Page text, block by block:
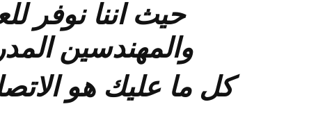
حيث اننا نوفر
والمهندسين
كل ما عليك هو